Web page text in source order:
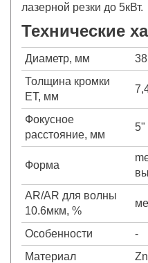
лазерной резки до 5кВт.
Технические
Диаметр, мм
Толщина кромки
ET, мм
Фокусное
расстояние, мм
5"
Форма
AR/AR для волны
10.6мкм, %
Особенности
-
Материал